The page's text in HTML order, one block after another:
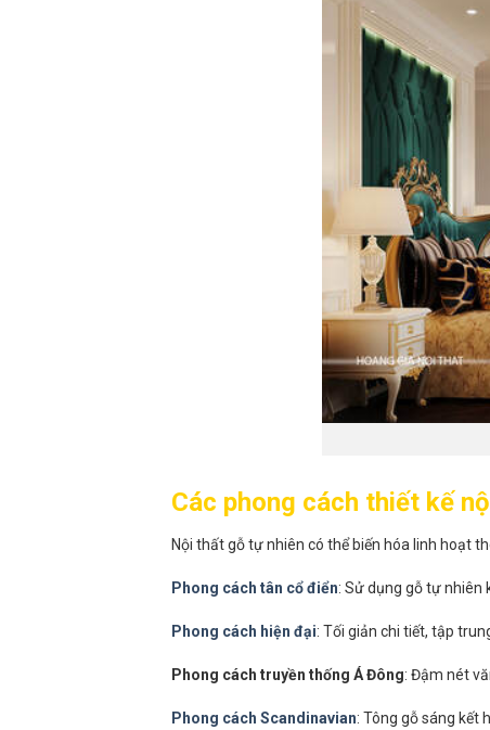
Các phong cách thiết kế
Nội thất gỗ tự nhiên có thể biến hóa linh hoạt
Phong cách tân cổ điển: Sử dụng gỗ tự nhiên
Phong cách hiện đại: Tối giản chi tiết, tập
Phong cách truyền thống Á Đông: Đậm nét
Phong cách Scandinavian: Tông gỗ sáng kết